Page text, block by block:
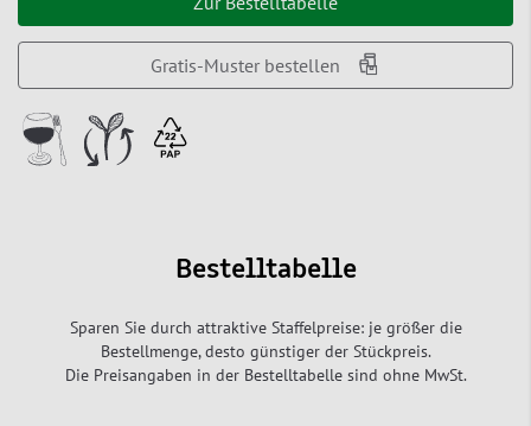
Gratis-Muster bestellen
Bestelltabelle
Sparen Sie durch attraktive Staffelpreise: je größer die
Bestellmenge, desto günstiger der Stückpreis.
Die Preisangaben in der Bestelltabelle sind ohne MwSt.